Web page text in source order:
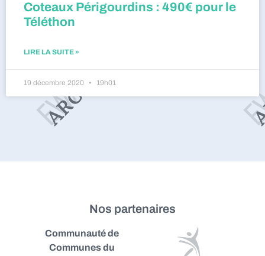
Coteaux Périgourdins : 490€ pour le
Téléthon
LIRE LA SUITE »
19 décembre 2020 19h01
Nos partenaires
Communauté de
Communes du